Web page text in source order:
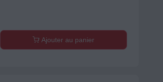
Ajouter au panier